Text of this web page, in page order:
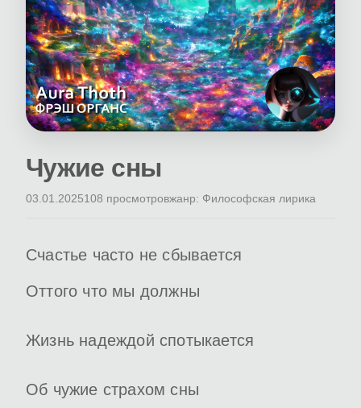
Чужие сны
03.01.2025108 просмотровжанр: Философская лирика
Счастье часто не сбывается
Оттого что мы должны
Жизнь надеждой спотыкается
Об чужие страхом сны